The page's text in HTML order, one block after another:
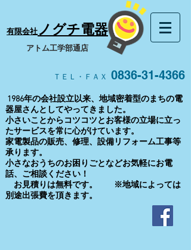
有限会社 ノグチ電器
​アトム工学部通店
ＴＥＬ・ＦＡＸ 0836-31-4366
1986年の会社設立以来、地域密着型のまちの電
器屋さんとしてやってきました。
小さいことからコツコツとお客様の立場に立っ
たサービスを常に心がけています。
家電製品の販売、修理、設備リフォーム工事等
承ります。
​小さなおうちのお困りごとなどお気軽にお電
話、ご相談ください！
お見積りは無料です。 ※地域によっては
別途出張費を頂きます。